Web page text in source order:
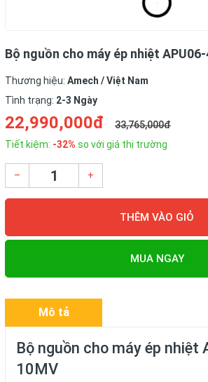
Bộ nguồn cho máy ép nhiệt
Thương hiệu: Amech / Việt Nam
Tình trạng: 2-3 Ngày
22,990,000đ
33,765,000đ
Tiết kiệm: -32% so với giá thị trường
– +
THÊM VÀO GIỎ
MUA NGAY
Mô tả
Bộ nguồn cho máy ép nhiệt
10MV